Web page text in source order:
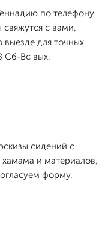
по телефону
с вами,
выезде для точных
Сб-Вс вых.
сидений с
и материалов,
форму,